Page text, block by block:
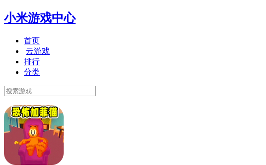
小米游戏中心
首页
云游戏
排行
分类